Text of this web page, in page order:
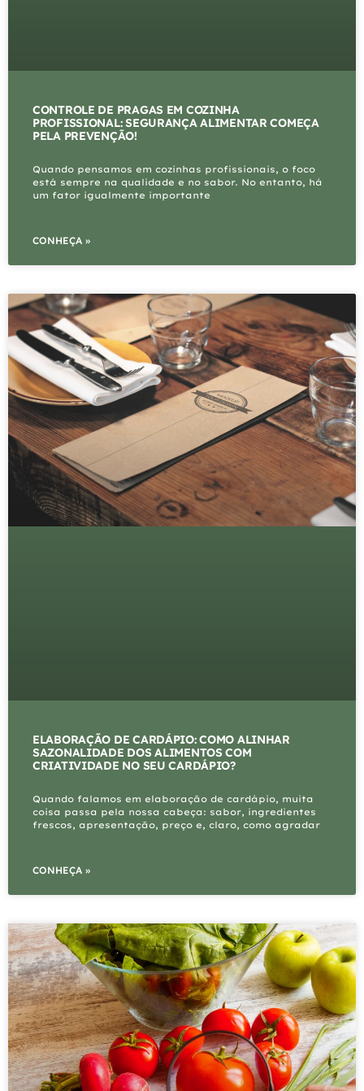
CONTROLE DE PRAGAS EM COZINHA
PROFISSIONAL: SEGURANÇA ALIMENTAR COMEÇA
PELA PREVENÇÃO!
Quando pensamos em cozinhas profissionais, o foco
está sempre na qualidade e no sabor. No entanto, há
um fator igualmente importante
CONHEÇA »
ELABORAÇÃO DE CARDÁPIO: COMO ALINHAR
SAZONALIDADE DOS ALIMENTOS COM
CRIATIVIDADE NO SEU CARDÁPIO?
Quando falamos em elaboração de cardápio, muita
coisa passa pela nossa cabeça: sabor, ingredientes
frescos, apresentação, preço e, claro, como agradar
CONHEÇA »